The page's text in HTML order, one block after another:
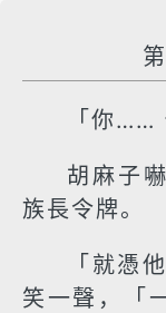
「你……
胡麻子
族長令牌。
「就憑
笑一聲，「